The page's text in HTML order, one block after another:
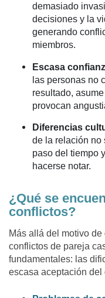
demasiado
decisiones y la
generando
miembros.
Escasa
las personas no
resultado,
provocan
Diferencias
de la relación no
paso del tiempo
hacerse notar.
¿Qué se
conflictos?
Más allá del motivo
conflictos de pareja
fundamentales: las
escasa aceptación del